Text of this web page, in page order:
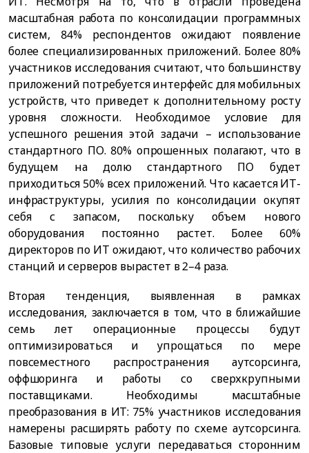
масштабная работа по консолидации программных
систем, 84% респондентов ожидают появление
более специализированных приложений. Более 80%
участников исследования считают, что большинству
приложений потребуется интерфейс для мобильных
устройств, что приведет к дополнительному росту
уровня сложности. Необходимое условие для
успешного решения этой задачи – использование
стандартного ПО. 80% опрошенных полагают, что в
будущем на долю стандартного ПО будет
приходиться 50% всех приложений. Что касается ИТ-
инфраструктуры, усилия по консолидации окупят
себя с запасом, поскольку объем нового
оборудования постоянно растет. Более 60%
директоров по ИТ ожидают, что количество рабочих
станций и серверов вырастет в 2–4 раза.
Вторая тенденция, выявленная в рамках
исследования, заключается в том, что в ближайшие
семь лет операционные процессы будут
оптимизироваться и упрощаться по мере
повсеместного распространения аутсорсинга,
оффшоринга и работы со сверхкрупными
поставщиками. Необходимы масштабные
преобразования в ИТ: 75% участников исследования
намерены расширять работу по схеме аутсорсинга.
Базовые типовые услуги передаваться сторонним